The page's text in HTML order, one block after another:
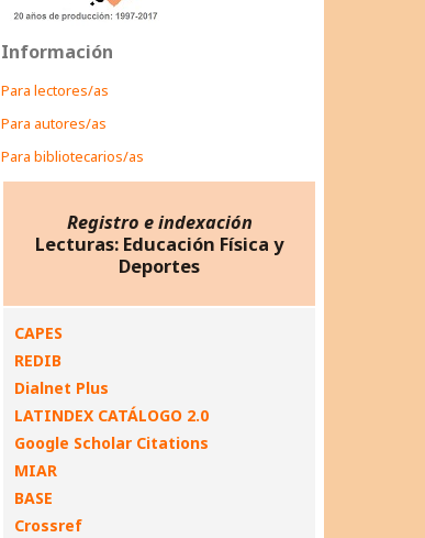
Información
Para lectores/as
Para autores/as
Para bibliotecarios/as
Registro e indexación
Lecturas: Educación Física y
Deportes
CAPES
REDIB
Dialnet Plus
LATINDEX CATÁLOGO 2.0
Google Scholar Citations
MIAR
BASE
Crossref